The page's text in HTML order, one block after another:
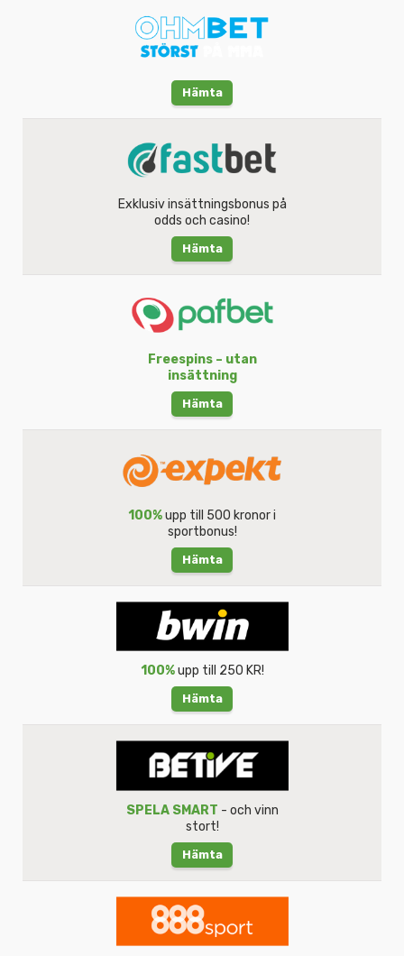
Hämta
Exklusiv insättningsbonus på
odds och casino!
Hämta
Freespins – utan
insättning
Hämta
100%upp till 500 kronor i
sportbonus!
Hämta
100%upp till 250 KR!
Hämta
SPELA SMART - och vinn
stort!
Hämta